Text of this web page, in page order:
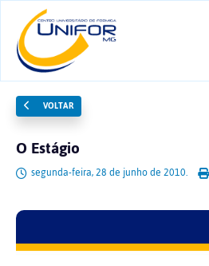
VOLTAR
O Estágio
segunda-feira, 28 de junho de 2010.